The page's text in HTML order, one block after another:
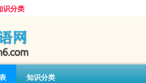
识分类
知识分类